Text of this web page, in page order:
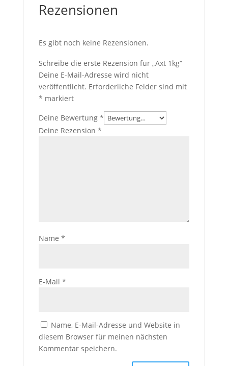
Rezensionen
Es gibt noch keine Rezensionen.
Schreibe die erste Rezension für „Axt 1kg“
Deine E-Mail-Adresse wird nicht
veröffentlicht. Erforderliche Felder sind mit
* markiert
Deine Bewertung *
Deine Rezension *
Name *
E-Mail *
Name, E-Mail-Adresse und Website in
diesem Browser für meinen nächsten
Kommentar speichern.